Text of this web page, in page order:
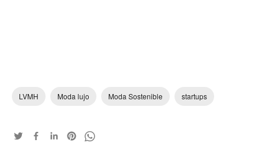
LVMH Moda lujo Moda Sostenible startups